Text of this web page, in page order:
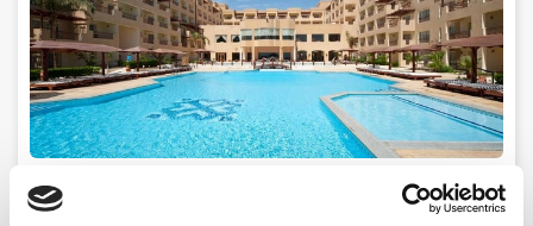
Imperial Shams Abu Soma